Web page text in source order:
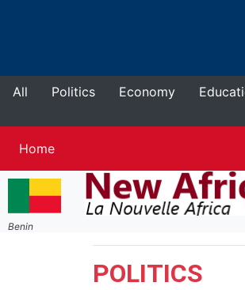
All Politics Economy
HomeCurrent
Benin
POLITICS